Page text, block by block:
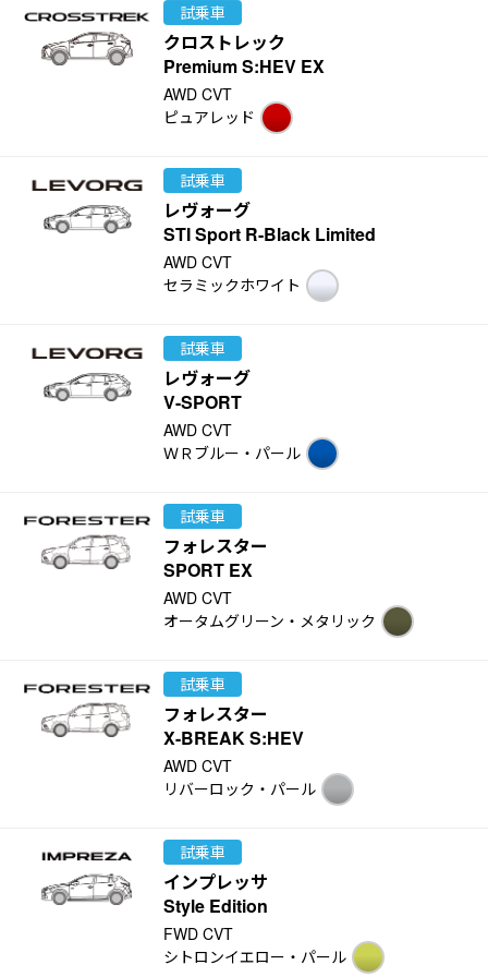
試乗車
クロストレック
Premium S:HEV EX
AWD CVT
ピュアレッド
試乗車
レヴォーグ
STI Sport R-Black Limited
AWD CVT
セラミックホワイト
試乗車
レヴォーグ
V-SPORT
AWD CVT
ＷＲブルー・パール
試乗車
フォレスター
SPORT EX
AWD CVT
オータムグリーン・メタリック
試乗車
フォレスター
X-BREAK S:HEV
AWD CVT
リバーロック・パール
試乗車
インプレッサ
Style Edition
FWD CVT
シトロンイエロー・パール